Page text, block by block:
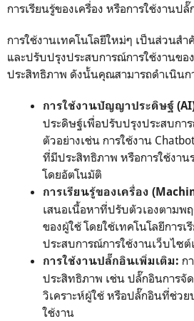
การเรียนรู้ของเครื่อง หรือการใช้งานป
การใช้งานเทคโนโลยีใหม่ๆ เป็นส่วนส
และปรับปรุงประสบการณ์การใช้งานขอ
ประสิทธิภาพ ดังนั้นคุณสามารถดำเนินก
การใช้งานปัญญาประดิษฐ์
ประดิษฐ์เพื่อปรับปรุงประสบกา
ตัวอย่างเช่น การใช้งาน
ที่มีประสิทธิภาพ หรือการใช้งา
โดยอัตโนมัติ
การเรียนรู้ของเครื่อง
เสนอเนื้อหาที่ปรับตัวเองตามพ
ของผู้ใช้ โดยใช้เทคโนโลยีการเ
ประสบการณ์การใช้งานเว็บไซ
การใช้งานปลั๊กอินเพิ่มเติม: ก
ประสิทธิภาพ เช่น ปลั๊กอินการจั
วิเคราะห์ผู้ใช้ หรือปลั๊กอินที่ช่ว
ใช้งาน